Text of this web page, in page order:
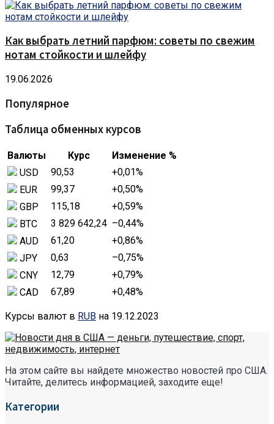
Как выбрать летний парфюм: советы по свежим
нотам стойкости и шлейфу
19.06.2026
Популярное
Таблица обменных курсов
Валюты Курс
Изменение %
USD
90,53 +0,01%
EUR
99,37 +0,50%
GBP
115,18 +0,59%
BTC
3 829 642,24 –0,44%
AUD
61,20 +0,86%
JPY
0,63 –0,75%
CNY
12,79 +0,79%
CAD
67,89 +0,48%
Курсы валют в RUB на 19.12.2023
На этом сайте вы найдете множество новостей про США.
Читайте, делитесь информацией, заходите еще!
Категории